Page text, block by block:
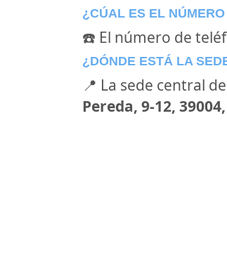
¿CÚAL ES EL
☎️ El número de
¿DÓNDE ESTÁ LA
📍 La sede central de
Pereda, 9-12,